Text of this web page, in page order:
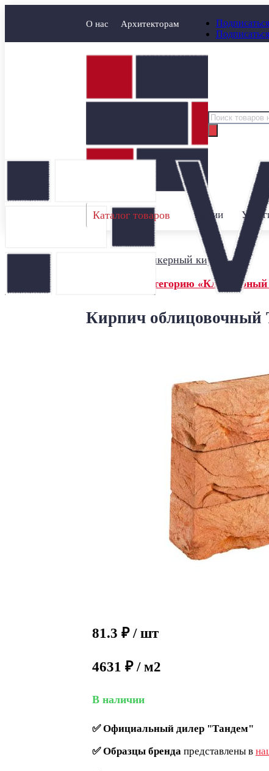
О нас Архитекторам
Подписаться
Подписаться
Поиск
товаров
Каталог товаров Акции
Клинкерный кирпич/
← Назад в категорию «Клинкерный
Кирпич облицовочный
81.3 ₽ / шт
4631 ₽ / м2
В наличии
✅Официальный дилер "Тандем"
✅Образцы брендапредставлены в